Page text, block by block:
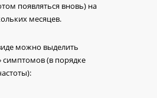
появляться вновь) на
месяцев.
можно выделить
(в порядке